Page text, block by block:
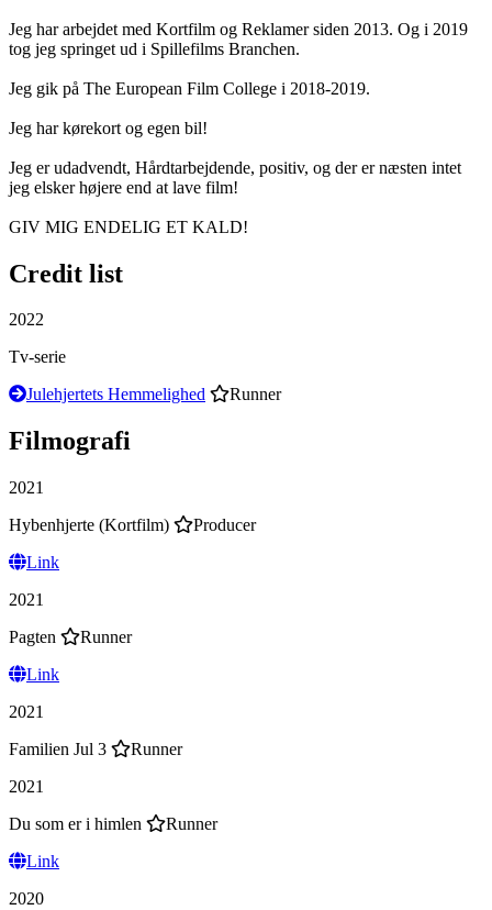
Jeg har arbejdet med Kortfilm og Reklamer siden 2013. Og i 2019
tog jeg springet ud i Spillefilms Branchen.
Jeg gik på The European Film College i 2018-2019.
Jeg har kørekort og egen bil!
Jeg er udadvendt, Hårdtarbejdende, positiv, og der er næsten intet
jeg elsker højere end at lave film!
GIV MIG ENDELIG ET KALD!
Credit list
2022
Tv-serie
Julehjertets Hemmelighed
Runner
Filmografi
2021
Hybenhjerte (Kortfilm)
Producer
Link
2021
Pagten
Runner
Link
2021
Familien Jul 3
Runner
2021
Du som er i himlen
Runner
Link
2020